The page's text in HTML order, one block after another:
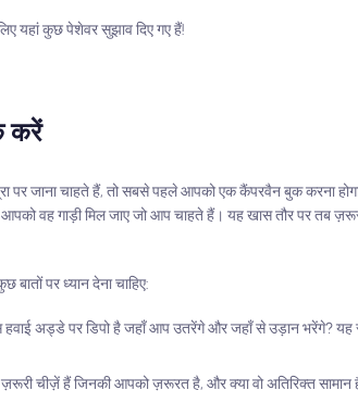
यहां कुछ पेशेवर सुझाव दिए गए हैं!
करें
जाना चाहते हैं, तो सबसे पहले आपको एक कैंपरवैन बुक करना
वह गाड़ी मिल जाए जो आप चाहते हैं। यह खास तौर पर तब
पर ध्यान देना चाहिए:
हवाई अड्डे पर डिपो है जहाँ आप उतरेंगे और जहाँ से उड़ान भरेंगे?
ज़रूरी चीज़ें हैं जिनकी आपको ज़रूरत है, और क्या वो अतिरिक्त